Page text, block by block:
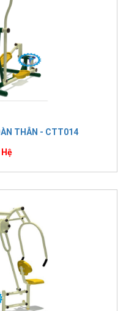
THÂN - CTT014
Hệ